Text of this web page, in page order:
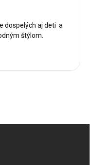
dospelých aj deti a
štýlom.